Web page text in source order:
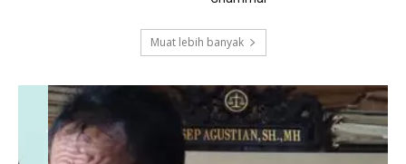
Muat lebih banyak